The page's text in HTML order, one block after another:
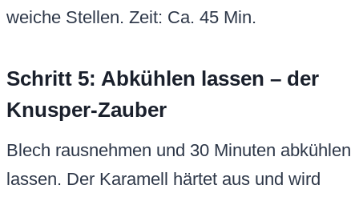
weiche Stellen. Zeit: Ca. 45 Min.
Schritt 5: Abkühlen lassen – der
Knusper-Zauber
Blech rausnehmen und 30 Minuten abkühlen
lassen. Der Karamell härtet aus und wird